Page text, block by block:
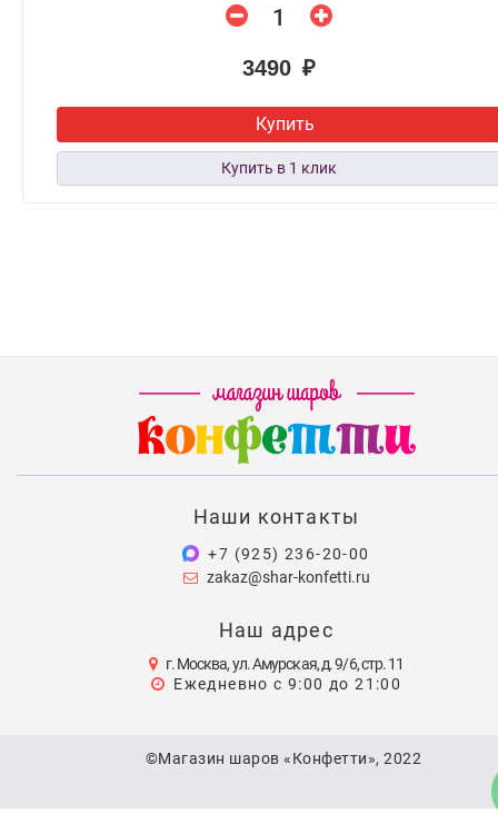
3490 ₽
Купить
Наши контакты
+7 (925) 236-20-00
zakaz@shar-konfetti.ru
Наш адрес
г. Москва, ул. Амурская, д. 9/6, стр. 11
Ежедневно с 9:00 до 21:00
©Магазин шаров «Конфетти», 2022